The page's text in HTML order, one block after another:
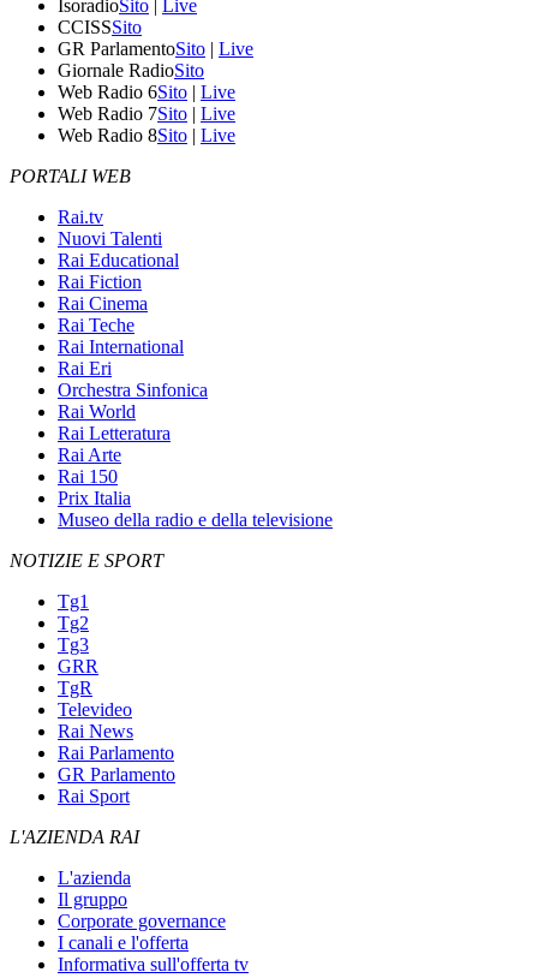
IsoradioSito | Live
CCISSSito
GR ParlamentoSito | Live
Giornale RadioSito
Web Radio 6Sito | Live
Web Radio 7Sito | Live
Web Radio 8Sito | Live
PORTALI WEB
Rai.tv
Nuovi Talenti
Rai Educational
Rai Fiction
Rai Cinema
Rai Teche
Rai International
Rai Eri
Orchestra Sinfonica
Rai World
Rai Letteratura
Rai Arte
Rai 150
Prix Italia
Museo della radio e della televisione
NOTIZIE E SPORT
Tg1
Tg2
Tg3
GRR
TgR
Televideo
Rai News
Rai Parlamento
GR Parlamento
Rai Sport
L'AZIENDA RAI
L'azienda
Il gruppo
Corporate governance
I canali e l'offerta
Informativa sull'offerta tv